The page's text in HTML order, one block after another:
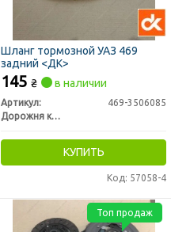
Шланг тормозной УАЗ 469
задний <ДК>
145 ₴ в наличии
Артикул:
469-3506085
Дорожня карта
КУПИТЬ
Код: 57058-4
Топ продаж